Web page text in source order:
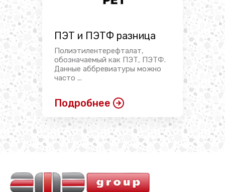
ПЭТ и ПЭТФ разница
Полиэтилентерефталат,
обозначаемый как ПЭТ, ПЭТФ.
Данные аббревиатуры можно
часто ...
Подробнее